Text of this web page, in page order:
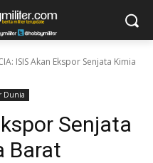
ISIS Akan Ekspor Senjata Kimia
Dunia
Senjata
Barat